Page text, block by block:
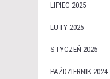
LIPIEC 2025
LUTY 2025
STYCZEŃ 2025
PAŹDZIERNIK 2024